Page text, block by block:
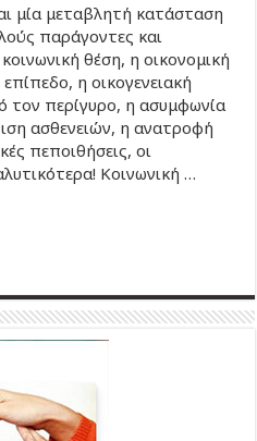
μία μεταβλητή κατάσταση
παράγοντες και
θέση, η οικονομική
η οικογενειακή
τον περίγυρο, η ασυμφωνία
ασθενειών, η ανατροφή
πεποιθήσεις, οι
Κοινωνική …